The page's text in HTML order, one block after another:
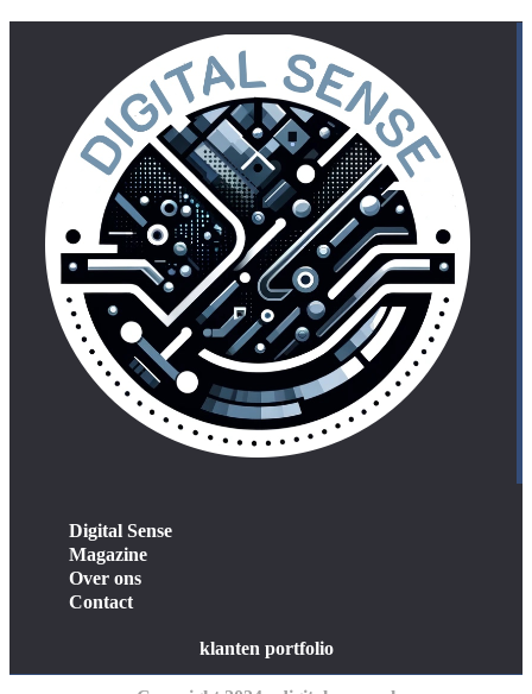
Digital Sense
Magazine
Over ons
Contact
klanten portfolio